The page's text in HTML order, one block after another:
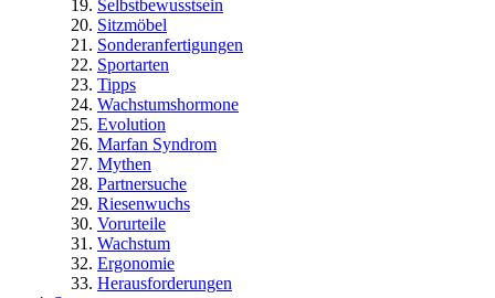
Selbstbewusstsein
Sitzmöbel
Sonderanfertigungen
Sportarten
Tipps
Wachstumshormone
Evolution
Marfan Syndrom
Mythen
Partnersuche
Riesenwuchs
Vorurteile
Wachstum
Ergonomie
Herausforderungen